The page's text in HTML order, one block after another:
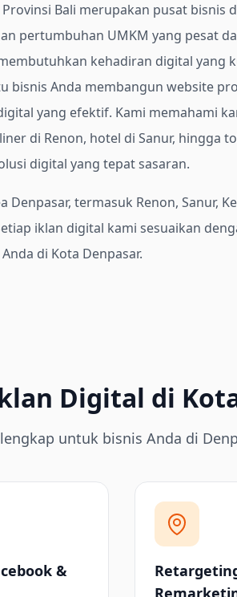
Bali merupakan pusat bisnis
pertumbuhan UMKM yang pesat
kehadiran digital yang
bisnis Anda membangun website
yang efektif. Kami memahami
di Renon, hotel di Sanur, hingga
digital yang tepat sasaran.
Denpasar, termasuk Renon, Sanur,
iklan digital kami sesuaikan
di Kota Denpasar.
Digital di
untuk bisnis Anda di
&